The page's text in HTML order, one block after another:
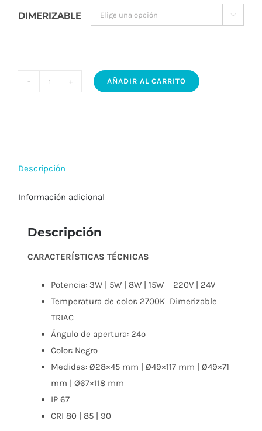
DIMERIZABLE 
estanco
de
DIM
cantidad
AÑADIR AL CARRITO
Descripción
Información adicional
Descripción
CARACTERÍSTICAS TÉCNICAS
Potencia: 3W | 5W | 8W | 15W 220V | 24V
Temperatura de color: 2700K Dimerizable
TRIAC
Ángulo de apertura: 24º
Color: Negro
Medidas: Ø28×45 mm | Ø49×117 mm | Ø49×71
mm | Ø67×118 mm
IP 67
CRI 80 | 85 | 90